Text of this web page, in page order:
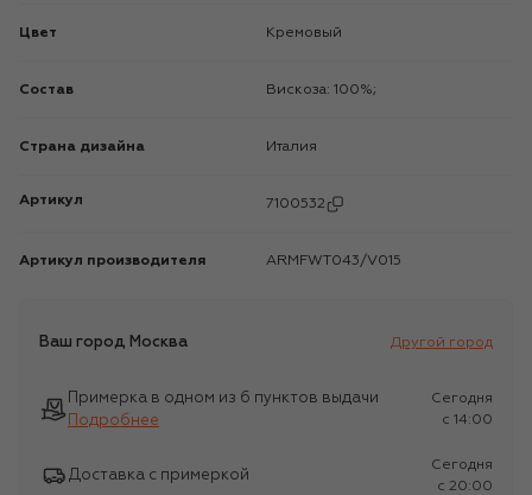
Цвет Кремовый
Состав Вискоза: 100%;
Страна дизайна Италия
Артикул 7100532
Артикул производителя ARMFWT043/V015
Ваш город Москва Другой город
Примерка в одном из 6 пунктов выдачи
Подробнее
Сегодня
c 14:00
Доставка с примеркой
Сегодня
c 20:00